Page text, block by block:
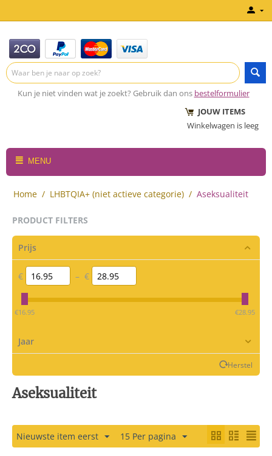
Kun je niet vinden wat je zoekt? Gebruik dan ons bestelformulier
JOUW ITEMS
Winkelwagen is leeg
MENU
Home / LHBTQIA+ (niet actieve categorie) / Aseksualiteit
PRODUCT FILTERS
Prijs
€ – €
‎€16.95 ‎€28.95
Jaar
Herstel
Aseksualiteit
Nieuwste item eerst 15 Per pagina